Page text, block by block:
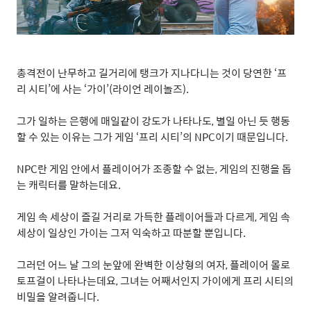
총격전이 난무하고 길거리에 탱크가 지나다니는 것이 당연한‘프
리 시티’에 사는 ‘가이’(라이언 레이놀즈).
그가 일하는 은행에 매일같이 강도가 나타나도,별일 아닌 듯 행동
할 수 있는 이유는 그가 게임 ‘프리 시티’의 NPC이기 때문입니다.
NPC란 게임 안에서 플레이어가 조종할 수 없는,게임의 진행을 돕
는 캐릭터를 말하는데요.
게임 속 세상이 즐길 거리로 가득한 플레이어들과 다르게,게임 속
세상이 일상인 가이는 그저 익숙하고 따분할 뿐입니다.
그러던 어느 날 그의 눈앞에 완벽한 이상형의 여자,플레이어 몰로
토프걸이 나타나는데요,그녀는 어째서인지 가이에게 프리 시티의
비밀을 알려줍니다.